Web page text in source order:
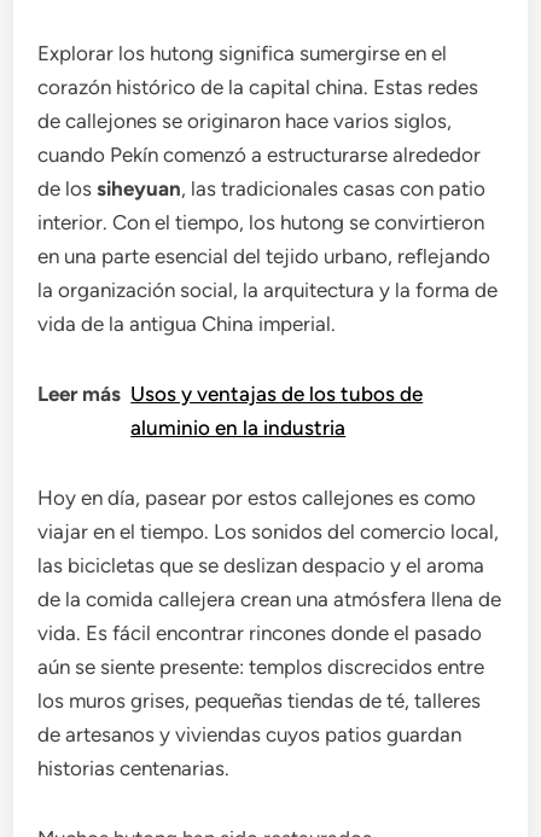
Explorar los hutong significa sumergirse en el
corazón histórico de la capital china. Estas redes
de callejones se originaron hace varios siglos,
cuando Pekín comenzó a estructurarse alrededor
de lossiheyuan, las tradicionales casas con patio
interior. Con el tiempo, los hutong se convirtieron
en una parte esencial del tejido urbano, reflejando
la organización social, la arquitectura y la forma de
vida de la antigua China imperial.
Leer más Usos y ventajas de los tubos de
aluminio en la industria
Hoy en día, pasear por estos callejones es como
viajar en el tiempo. Los sonidos del comercio local,
las bicicletas que se deslizan despacio y el aroma
de la comida callejera crean una atmósfera llena de
vida. Es fácil encontrar rincones donde el pasado
aún se siente presente: templos discrecidos entre
los muros grises, pequeñas tiendas de té, talleres
de artesanos y viviendas cuyos patios guardan
historias centenarias.